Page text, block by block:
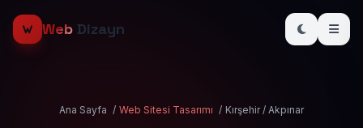
Web Dizayn
Ana Sayfa / Web Sitesi Tasarımı / Kırşehir / Akpınar